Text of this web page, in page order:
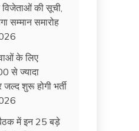
विजेताओं की सूची,
सम्मान समारोह
के लिए
से ज्यादा
जल्द शुरू होगी भर्ती
में इन 25 बड़े